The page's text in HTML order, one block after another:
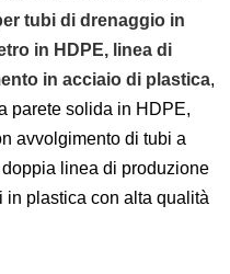
tubi di drenaggio in
in HDPE, linea di
in acciaio di plastica,
parete solida in HDPE,
avvolgimento di tubi a
linea di produzione
in plastica con alta qualità